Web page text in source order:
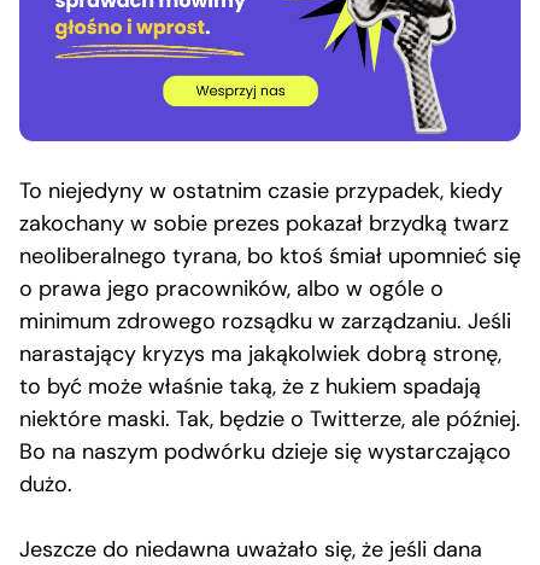
To niejedyny w ostatnim czasie przypadek, kiedy
zakochany w sobie prezes pokazał brzydką twarz
neoliberalnego tyrana, bo ktoś śmiał upomnieć się
o prawa jego pracowników, albo w ogóle o
minimum zdrowego rozsądku w zarządzaniu. Jeśli
narastający kryzys ma jakąkolwiek dobrą stronę,
to być może właśnie taką, że z hukiem spadają
niektóre maski. Tak, będzie o Twitterze, ale później.
Bo na naszym podwórku dzieje się wystarczająco
dużo.
Jeszcze do niedawna uważało się, że jeśli dana